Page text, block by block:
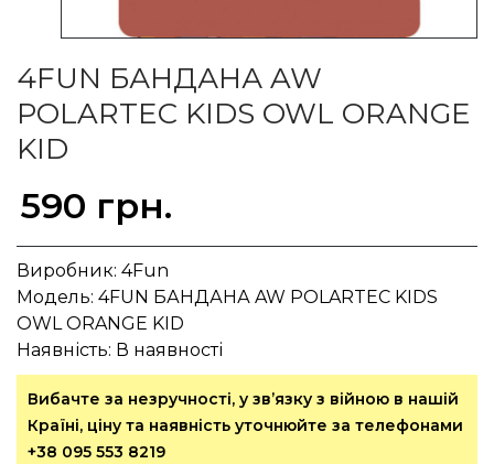
4FUN БАНДАНА AW
POLARTEC KIDS OWL ORANGE
KID
590 грн.
Виробник: 4Fun
Модель: 4FUN БАНДАНА AW POLARTEC KIDS
OWL ORANGE KID
Наявність: В наявності
Вибачте за незручності, у зв’язку з війною в нашій
Країні, ціну та наявність уточнюйте за телефонами
+38 095 553 8219